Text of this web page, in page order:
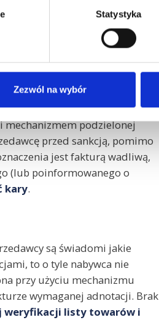
Statystyka
Zezwól na wybór
pozycja towarowa objęta
netto, to ewentualna sankcja
on zobowiązany do jak
mechanizmem podzielonej
przed sankcją, pomimo
jest fakturą wadliwą,
(lub poinformowanego o
kary.
są świadomi jakie
to o tyle nabywca nie
przy użyciu mechanizmu
wymaganej adnotacji. Brak
weryfikacji listy towarów i